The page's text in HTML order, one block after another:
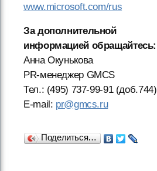
www.microsoft.com/rus
За дополнительной
информацией обращайтесь:
Aнна Окунькова
PR-менеджер GMCS
Тел.: (495) 737-99-91 (доб.744)
E-mail: pr@gmcs.ru
Поделиться…